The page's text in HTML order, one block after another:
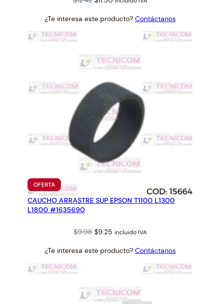
was: is:
¿Te interesa este producto? Contáctanos
OFERTAPRODUCTO
EN
OFERTA
CAUCHO ARRASTRE SUP EPSON T1100 L1300
L1800 #1635690
$9.98 Original
was:
$9.25Current
is:
incluido IVA
¿Te interesa este producto? Contáctanos